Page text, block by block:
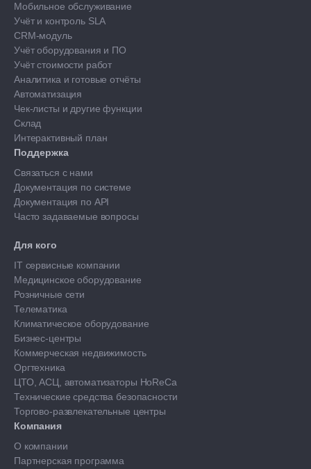
Мобильное обслуживание
Учёт и контроль SLA
CRM-модуль
Учёт оборудования и ПО
Учёт стоимости работ
Аналитика и готовые отчёты
Автоматизация
Чек-листы и другие функции
Склад
Интерактивный план
Поддержка
Связаться с нами
Документация по системе
Документация по API
Часто задаваемые вопросы
Для кого
IT сервисные компании
Медицинское оборудование
Розничные сети
Телематика
Климатическое оборудование
Бизнес-центры
Коммерческая недвижимость
Оргтехника
ЦТО, АСЦ, автоматизаторы HoReCa
Технические средства безопасности
Торгово-развлекательные центры
Компания
О компании
Партнерская программа